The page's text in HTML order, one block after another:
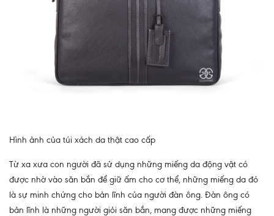
Hình ảnh của túi xách da thật cao cấp
Từ xa xưa con người đã sử dụng những miếng da động vật có
được nhờ vào săn bắn để giữ ấm cho cơ thể, những miếng da đó
là sự minh chứng cho bản lĩnh của người đàn ông. Đàn ông có
bản lĩnh là những người giỏi săn bắn, mang được những miếng